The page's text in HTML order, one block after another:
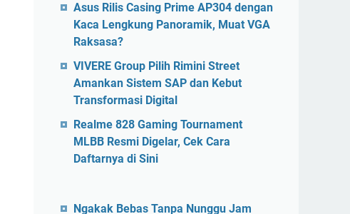
Asus Rilis Casing Prime AP304 dengan
Kaca Lengkung Panoramik, Muat VGA
Raksasa?
VIVERE Group Pilih Rimini Street
Amankan Sistem SAP dan Kebut
Transformasi Digital
Realme 828 Gaming Tournament
MLBB Resmi Digelar, Cek Cara
Daftarnya di Sini
Ngakak Bebas Tanpa Nunggu Jam